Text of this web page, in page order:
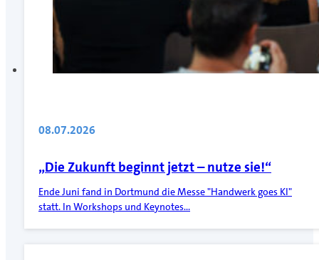
08.07.2026
„Die Zukunft beginnt jetzt – nutze sie!“
Ende Juni fand in Dortmund die Messe "Handwerk goes KI"
statt. In Workshops und Keynotes…